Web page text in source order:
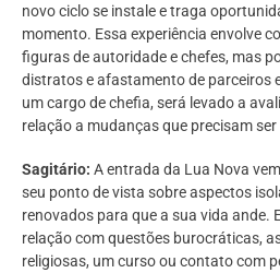
novo ciclo se instale e traga
momento. Essa experiência envolve
figuras de autoridade e chefes, mas
distratos e afastamento de parceiros
um cargo de chefia, será levado a
relação a mudanças que precisam
Sagitário: A entrada da Lua Nova
seu ponto de vista sobre aspectos
renovados para que a sua vida ande.
relação com questões burocráticas,
religiosas, um curso ou contato com